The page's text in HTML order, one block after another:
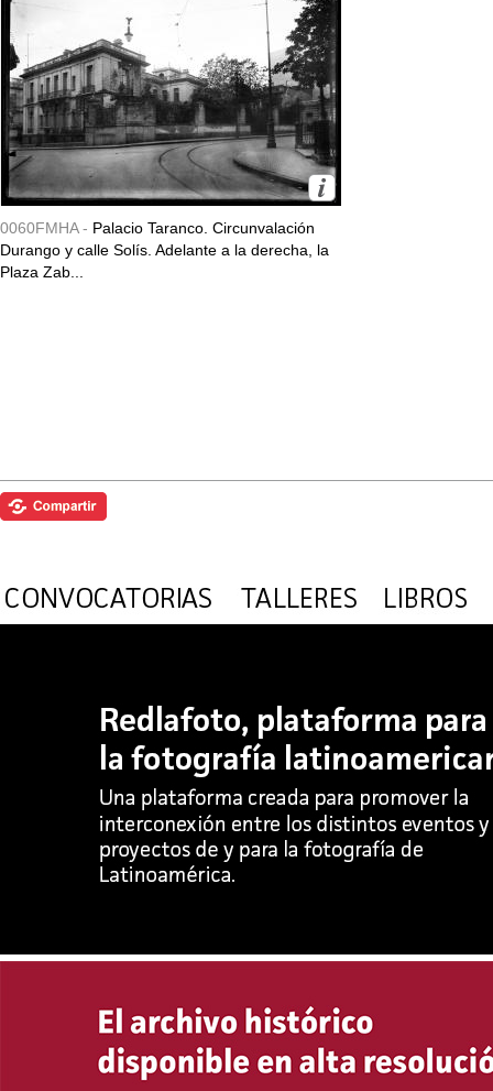
0060FMHA - Palacio Taranco. Circunvalación
Durango y calle Solís. Adelante a la derecha, la
Plaza Zab...